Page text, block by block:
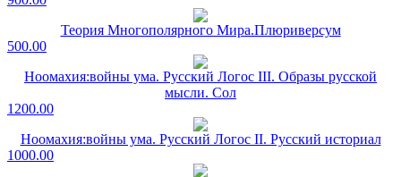
Теория Многополярного Мира.Плюриверсум
500.00
Ноомахия:войны ума. Русский Логос III. Образы русской
мысли. Сол
1200.00
Ноомахия:войны ума. Русский Логос II. Русский историал
1000.00